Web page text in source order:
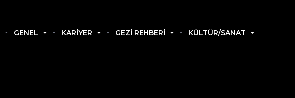
GENEL KARIYER GEZI REHBERI KÜLTÜR/SANAT